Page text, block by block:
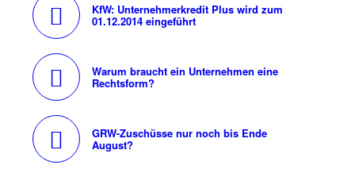
KfW: Unternehmerkredit Plus wird zum
01.12.2014 eingeführt
Warum braucht ein Unternehmen eine
Rechtsform?
GRW-Zuschüsse nur noch bis Ende
August?